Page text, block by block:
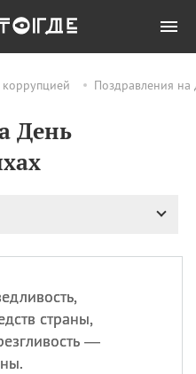
Поздравления на
День
страны,
—
Все
Преображение
Господне у западных
христиан
Романа и Давида
мучеников
Национальный день
маяка